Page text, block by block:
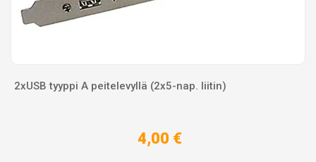
2xUSB tyyppi A peitelevyllä (2x5-nap. liitin)
4,00 €